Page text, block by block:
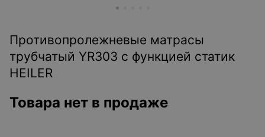
Противопролежневые матрасы
трубчатый YR303 с функцией статик
HEILER
Товара нет в продаже